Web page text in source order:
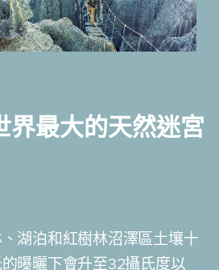
界最大的天然迷宮
湖泊和紅樹林沼澤區土壤十
曝曬下會升至32攝氏度以